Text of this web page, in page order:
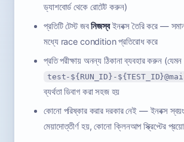
ড্যাশবোর্ড থেকে রোটেট করুন)
প্রতিটি টেস্ট জবনিজস্বইনবক্স তৈরি করে —
মধ্যে race condition প্রতিরোধ করে
প্রতি পরীক্ষায় অনন্য ঠিকানা ব্যবহার করুন (যেমন
test-${RUN_ID}-
ব্যর্থতা ডিবাগ করা সহজ হয়
কোনো পরিষ্কার করার দরকার নেই — ইনবক্স
মেয়াদোত্তীর্ণ হয়, কোনো ক্লিনআপ স্ক্রিপ্টের